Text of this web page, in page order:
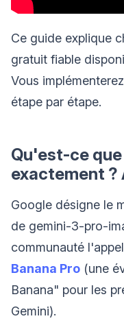
Ce guide explique
gratuit fiable
Vous
étape par étape.
Qu'est-ce que
exactement ?
Google désigne le
de gemini-3-pro-
communauté
Banana Pro (une
Banana" pour les
Gemini).